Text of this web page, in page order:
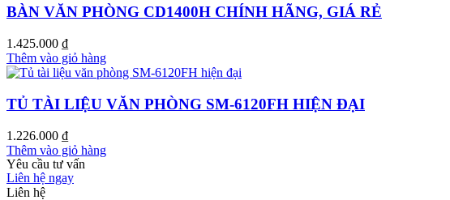
BÀN VĂN PHÒNG CD1400H CHÍNH HÃNG, GIÁ RẺ
1.425.000 ₫
Thêm vào giỏ hàng
TỦ TÀI LIỆU VĂN PHÒNG SM-6120FH HIỆN ĐẠI
1.226.000 ₫
Thêm vào giỏ hàng
Yêu cầu tư vấn
Liên hệ ngay
Liên hệ